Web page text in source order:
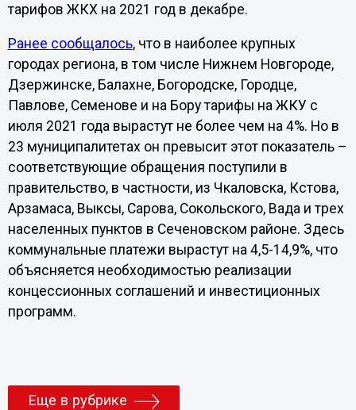
тарифов ЖКХ на 2021 год в декабре.
Ранее сообщалось, что в наиболее крупных
городах региона, в том числе Нижнем Новгороде,
Дзержинске, Балахне, Богородске, Городце,
Павлове, Семенове и на Бору тарифы на ЖКУ с
июля 2021 года вырастут не более чем на 4%. Но в
23 муниципалитетах он превысит этот показатель –
соответствующие обращения поступили в
правительство, в частности, из Чкаловска, Кстова,
Арзамаса, Выксы, Сарова, Сокольского, Вада и трех
населенных пунктов в Сеченовском районе. Здесь
коммунальные платежи вырастут на 4,5-14,9%, что
объясняется необходимостью реализации
концессионных соглашений и инвестиционных
программ.
Еще в рубрике